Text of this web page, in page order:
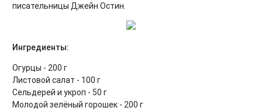
писательницы Джейн Остин.
Ингредиенты:
Огурцы - 200 г
Листовой салат - 100 г
Сельдерей и укроп - 50 г
Молодой зелёный горошек - 200 г